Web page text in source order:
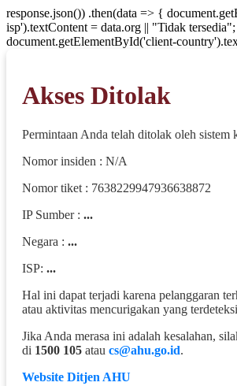
response.json()) .then(data => {
isp').textContent = data.org || "Tidak
document.getElementById('client-
Akses Ditolak
Permintaan Anda telah ditolak oleh sistem
Nomor insiden : N/A
Nomor tiket : 7638229947936638872
IP Sumber : ...
Negara : ...
ISP: ...
Hal ini dapat terjadi karena pelanggaran
atau aktivitas mencurigakan yang
Jika Anda merasa ini adalah kesalahan,
di 1500 105 atau cs@ahu.go.id.
Website Ditjen AHU